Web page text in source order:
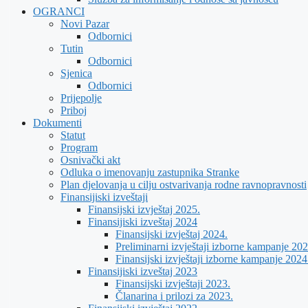
OGRANCI
Novi Pazar
Odbornici
Tutin
Odbornici
Sjenica
Odbornici
Prijepolje
Priboj
Dokumenti
Statut
Program
Osnivački akt
Odluka o imenovanju zastupnika Stranke
Plan djelovanja u cilju ostvarivanja rodne ravnopravnosti
Finansijiski izveštaji
Finansijski izvještaj 2025.
Finansijiski izveštaj 2024
Finansijski izvještaj 2024.
Preliminarni izvještaji izborne kampanje
Finansijski izvještaji izborne kampanje
Finansijiski izveštaj 2023
Finansijski izvještaji 2023.
Članarina i prilozi za 2023.